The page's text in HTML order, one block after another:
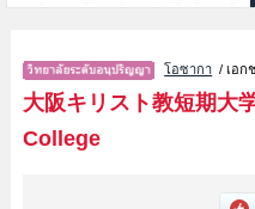
ระดับมหาวิทยาลัย・บัณฑิตวิทยาลัย
ต่างชาติเช่นข้อมูลของแต่ละคณะ,ข้อ
ที่รับสมัครหรือจำนวนคนที่ผ่านการสอ
ทางเป็นต้นไว้ด้วยดังนั้นขอเชิญใช้บริ
โอซากา / เอก
大阪キリスト教短期大
College